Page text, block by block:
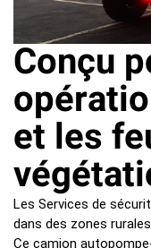
Conçu
et les
Les Services de
dans des zones
Ce camion